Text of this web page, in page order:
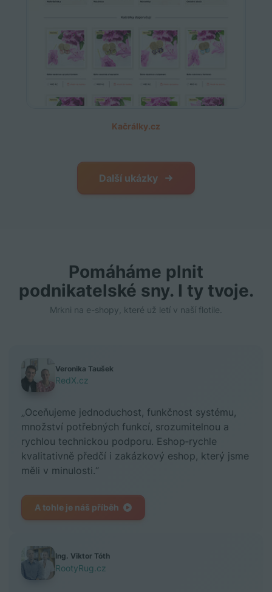
Kačrálky.cz
Další ukázky
Pomáháme plnit
podnikatelské sny. I ty tvoje.
Mrkni na e-shopy, které už letí v naší flotile.
Veronika Taušek
RedX.cz
„Oceňujeme jednoduchost, funkčnost systému,
množství potřebných funkcí, srozumitelnou a
rychlou technickou podporu. Eshop‑rychle
kvalitativně předčí i zakázkový eshop, který jsme
měli v minulosti.“
A tohle je náš příběh
Ing. Viktor Tóth
RootyRug.cz